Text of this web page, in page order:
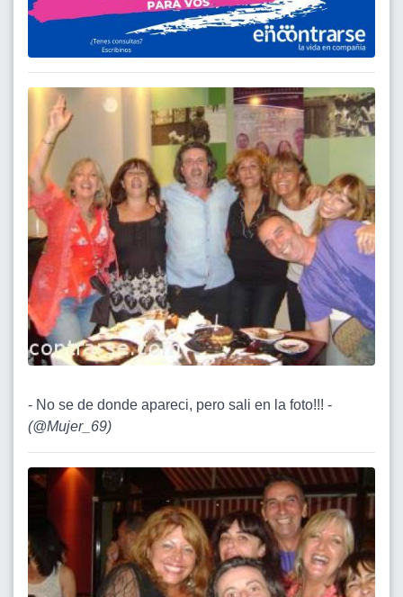
- No se de donde apareci, pero sali en la foto!!! -
(@Mujer_69)